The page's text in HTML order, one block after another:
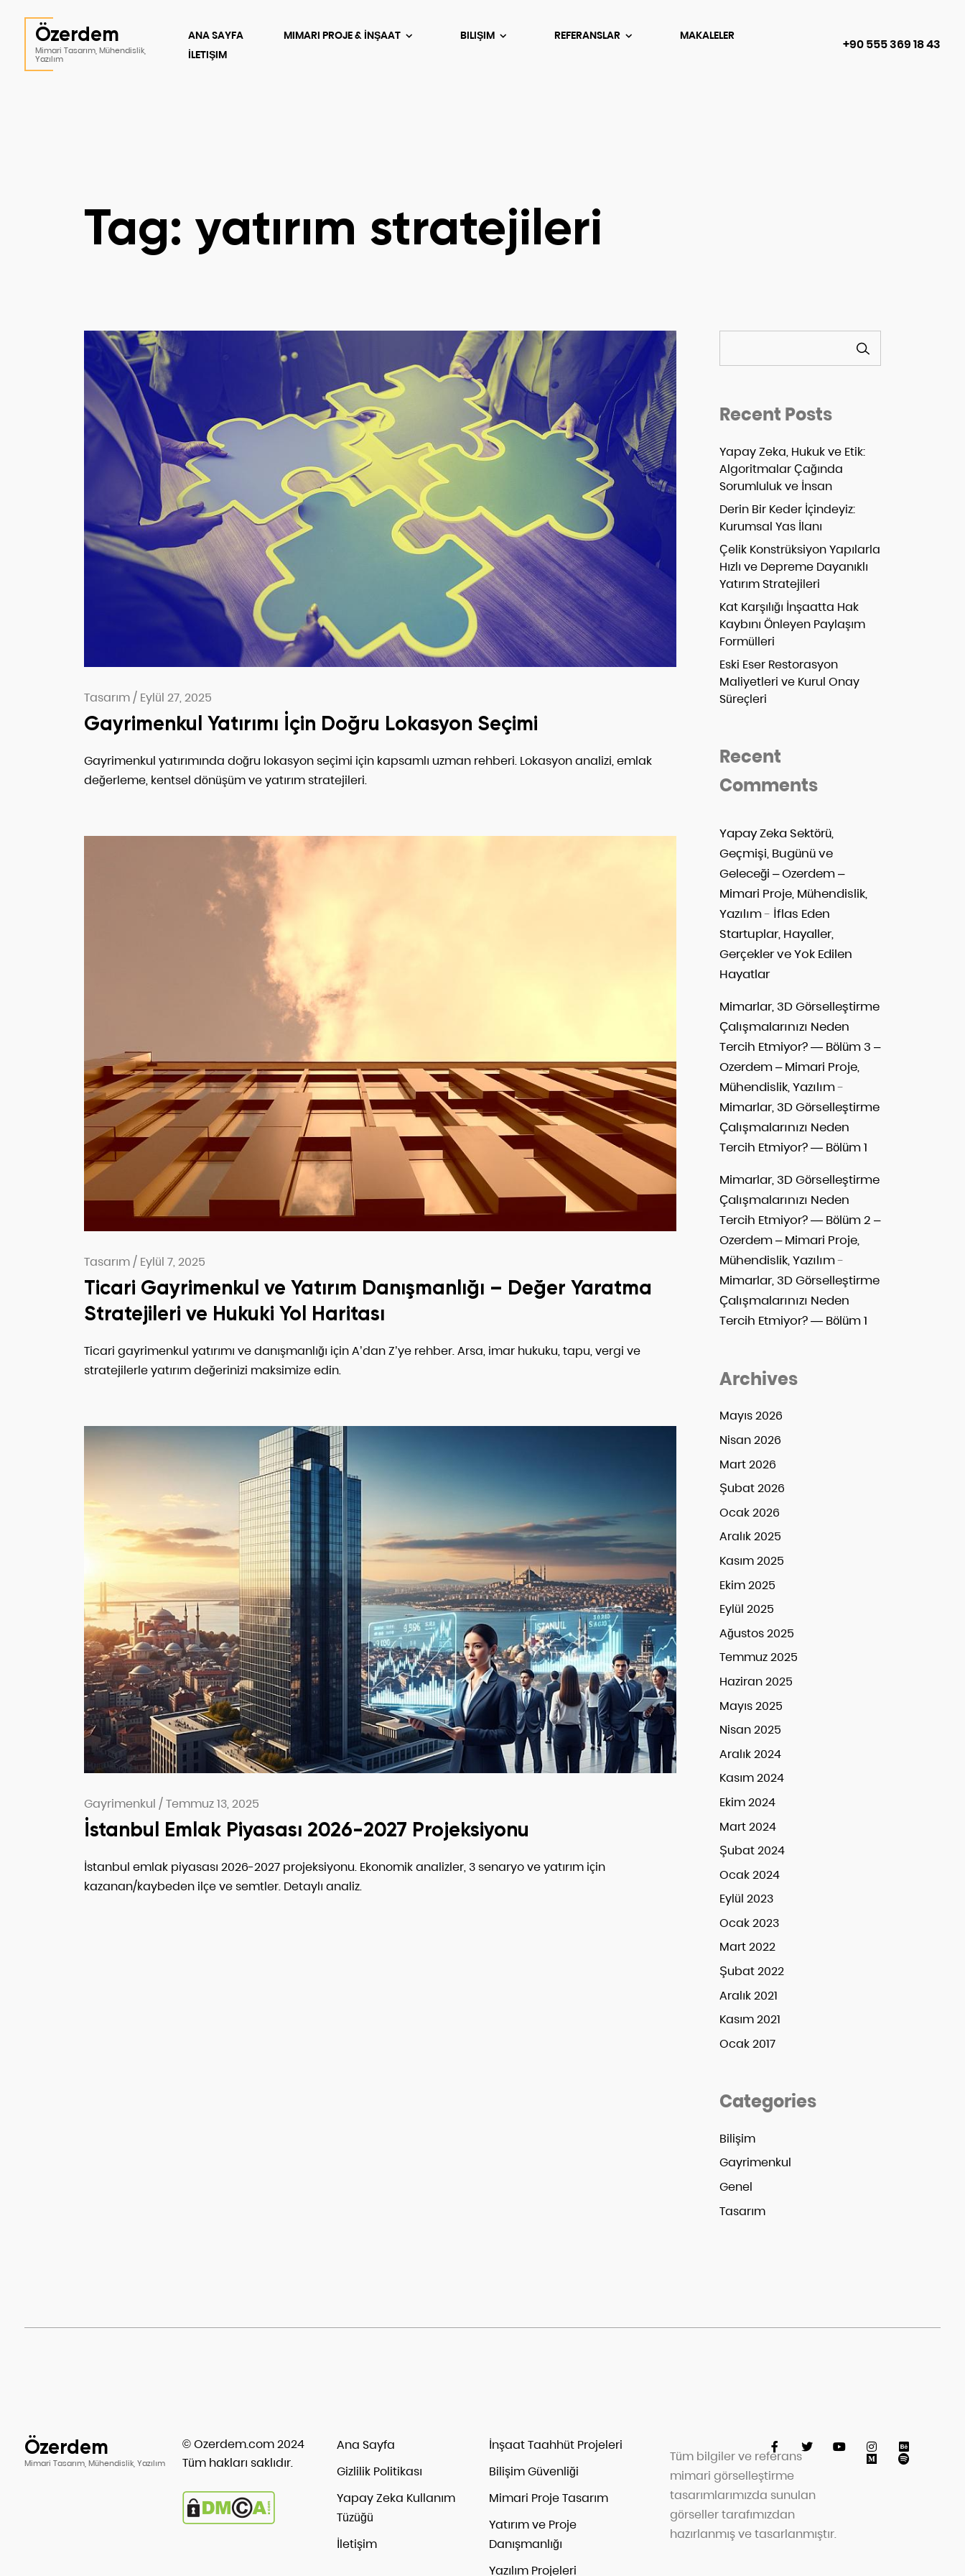
Özerdem
Mimari Tasarım, Mühendislik,
Yazılım
ANA SAYFA MIMARI PROJE & İNŞAAT BILIŞIM REFERANSLAR
MAKALELER
İLETIŞIM
+90 555 369 18 43
Tag: yatırım stratejileri
Tasarım / Eylül 27, 2025
Gayrimenkul Yatırımı İçin Doğru Lokasyon Seçimi
Gayrimenkul yatırımında doğru lokasyon seçimi için kapsamlı uzman rehberi. Lokasyon analizi, emlak
değerleme, kentsel dönüşüm ve yatırım stratejileri.
Tasarım / Eylül 7, 2025
Ticari Gayrimenkul ve Yatırım Danışmanlığı – Değer Yaratma
Stratejileri ve Hukuki Yol Haritası
Ticari gayrimenkul yatırımı ve danışmanlığı için A’dan Z’ye rehber. Arsa, imar hukuku, tapu, vergi ve
stratejilerle yatırım değerinizi maksimize edin.
Gayrimenkul /Temmuz 13, 2025
İstanbul Emlak Piyasası 2026-2027 Projeksiyonu
İstanbul emlak piyasası 2026-2027 projeksiyonu. Ekonomik analizler, 3 senaryo ve yatırım için
kazanan/kaybeden ilçe ve semtler. Detaylı analiz.
Recent Posts
Yapay Zeka, Hukuk ve Etik:
Algoritmalar Çağında
Sorumluluk ve İnsan
Derin Bir Keder İçindeyiz:
Kurumsal Yas İlanı
Çelik Konstrüksiyon Yapılarla
Hızlı ve Depreme Dayanıklı
Yatırım Stratejileri
Kat Karşılığı İnşaatta Hak
Kaybını Önleyen Paylaşım
Formülleri
Eski Eser Restorasyon
Maliyetleri ve Kurul Onay
Süreçleri
Recent
Comments
Yapay Zeka Sektörü,
Geçmişi, Bugünü ve
Geleceği – Ozerdem –
Mimari Proje, Mühendislik,
Yazılım- İflas Eden
Startuplar, Hayaller,
Gerçekler ve Yok Edilen
Hayatlar
Mimarlar, 3D Görselleştirme
Çalışmalarınızı Neden
Tercih Etmiyor? — Bölüm 3 –
Ozerdem – Mimari Proje,
Mühendislik, Yazılım-
Mimarlar, 3D Görselleştirme
Çalışmalarınızı Neden
Tercih Etmiyor? — Bölüm 1
Mimarlar, 3D Görselleştirme
Çalışmalarınızı Neden
Tercih Etmiyor? — Bölüm 2 –
Ozerdem – Mimari Proje,
Mühendislik, Yazılım-
Mimarlar, 3D Görselleştirme
Çalışmalarınızı Neden
Tercih Etmiyor? — Bölüm 1
Archives
Mayıs 2026
Nisan 2026
Mart 2026
Şubat 2026
Ocak 2026
Aralık 2025
Kasım 2025
Ekim 2025
Eylül 2025
Ağustos 2025
Temmuz 2025
Haziran 2025
Mayıs 2025
Nisan 2025
Aralık 2024
Kasım 2024
Ekim 2024
Mart 2024
Şubat 2024
Ocak 2024
Eylül 2023
Ocak 2023
Mart 2022
Şubat 2022
Aralık 2021
Kasım 2021
Ocak 2017
Categories
Bilişim
Gayrimenkul
Genel
Tasarım
Özerdem
Mimari Tasarım, Mühendislik, Yazılım
© Ozerdem.com 2024
Tüm hakları saklıdır.
Ana Sayfa
Gizlilik Politikası
Yapay Zeka Kullanım
Tüzüğü
İletişim
İnşaat Taahhüt Projeleri
Bilişim Güvenliği
Mimari Proje Tasarım
Yatırım ve Proje
Danışmanlığı
Yazılım Projeleri
Tüm bilgiler ve referans
mimari görselleştirme
tasarımlarımızda sunulan
görseller tarafımızdan
hazırlanmış ve tasarlanmıştır.